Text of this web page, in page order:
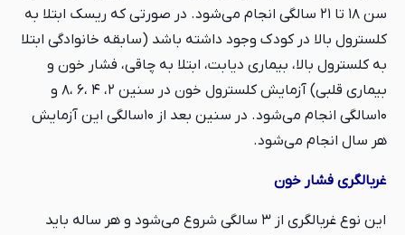
سن ۱۸ تا ۲۱ سالگی انجام می‌شود. در صورتی که ریسک ابتلا به
کلسترول بالا در کودک وجود داشته باشد (سابقه خانوادگی ابتلا
به کلسترول بالا، بیماری دیابت، ابتلا به چاقی، فشار خون و
بیماری قلبی) آزمایش کلسترول خون در سنین ۲، ۴ ،۶ ،۸ و
۱۰سالگی انجام می‌شود. در سنین بعد از ۱۰سالگی این آزمایش
هر سال انجام می‌شود.
غربالگری فشار خون
این نوع غربالگری از ۳ سالگی شروع می‌شود و هر ساله باید